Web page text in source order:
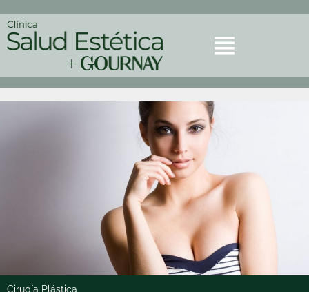
Cirugía Plástica